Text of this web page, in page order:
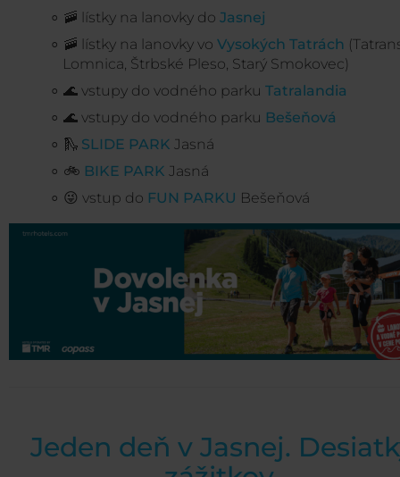
🚠 lístky na lanovky do Jasnej
🚠 lístky na lanovky vo Vysokých Tatrách
Lomnica, Štrbské Pleso, Starý Smokovec)
🌊 vstupy do vodného parku Tatralandia
🌊 vstupy do vodného parku Bešeňová
🛝 SLIDE PARK Jasná
🚲 BIKE PARK Jasná
😜 vstup do FUN PARKU Bešeňová
Jeden deň v Jasnej.